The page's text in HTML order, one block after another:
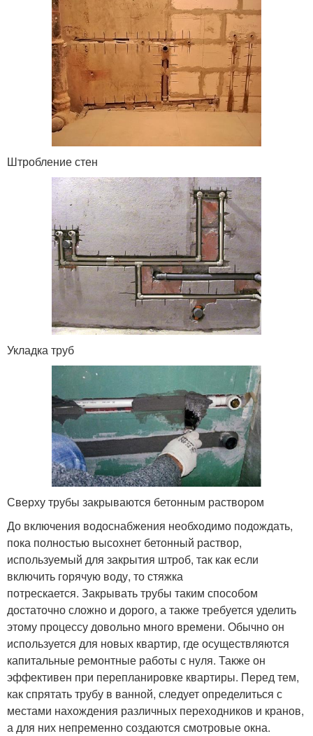
Штробление стен
Укладка труб
Сверху трубы закрываются бетонным раствором
До включения водоснабжения необходимо подождать,
пока полностью высохнет бетонный раствор,
используемый для закрытия штроб, так как если
включить горячую воду, то стяжка
потрескается. Закрывать трубы таким способом
достаточно сложно и дорого, а также требуется уделить
этому процессу довольно много времени. Обычно он
используется для новых квартир, где осуществляются
капитальные ремонтные работы с нуля. Также он
эффективен при перепланировке квартиры. Перед тем,
как спрятать трубу в ванной, следует определиться с
местами нахождения различных переходников и кранов,
а для них непременно создаются смотровые окна.